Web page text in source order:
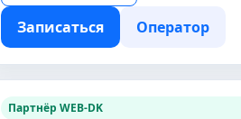
Записаться Оператор
Партнёр WEB-DK